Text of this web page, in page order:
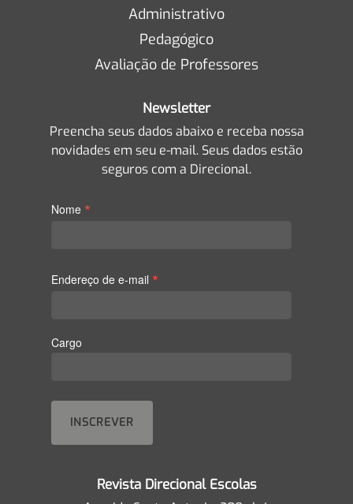
Administrativo
Pedagógico
Avaliação de Professores
Newsletter
Preencha seus dados abaixo e receba nossa
novidades em seu e-mail. Seus dados estão
seguros com a Direcional.
Nome *
Endereço de e-mail *
Cargo
Revista Direcional Escolas